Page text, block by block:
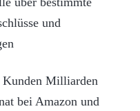
und
Kunden Milliarden
bei Amazon und